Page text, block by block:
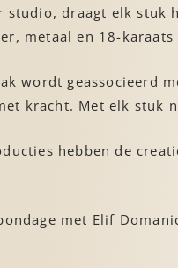
studio, draagt elk stuk
metaal en 18-
wordt geassocieerd
kracht. Met elk stuk
hebben de
met Elif